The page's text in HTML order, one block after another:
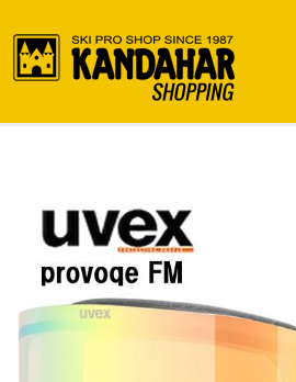
よくある質問